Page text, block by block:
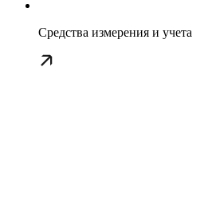
Средства измерения и учета